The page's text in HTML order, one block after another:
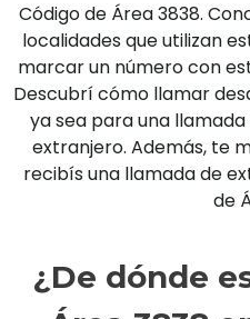
Código de Área 3838.
localidades que utilizan
marcar un número con
Descubrí cómo llamar
ya sea para una
extranjero. Además, te
recibís una llamada de
de
¿De dónde